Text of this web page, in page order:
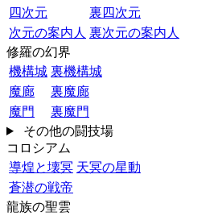
四次元
裏四次元
次元の案内人 裏次元の案内人
修羅の幻界
機構城 裏機構城
魔廊
裏魔廊
魔門
裏魔門
その他の闘技場
コロシアム
導煌と壊冥 天冥の星動
蒼潜の戦帝
龍族の聖雲